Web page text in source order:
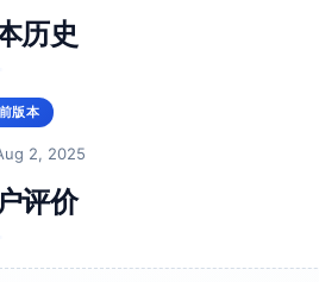
安最终揭开真相，怀瑾因伤势离世，并为
，她回忆起两人的爱情，既不会全然释
留。
历史
版本
2, 2025
评价